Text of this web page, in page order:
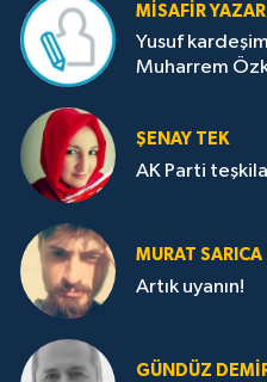
MISAFIR YAZAR
Yusuf
Muharrem
ŞENAY TEK
AK Parti
MURAT SARICA
Artık uyanın!
GÜNDÜZ